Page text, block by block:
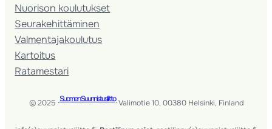
Nuorison koulutukset
Seura­kehittäminen
Valmentaja­koulutus
Kartoitus
Ratamestari
© 2025 ·Suomen Suunnistusliitto· Valimotie 10, 00380 Helsinki, Finland